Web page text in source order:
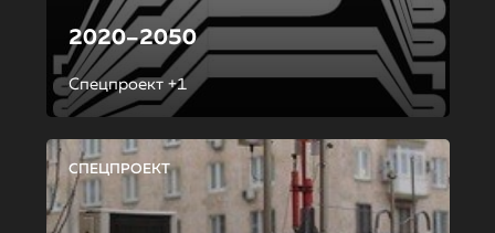
2020–2050
Спецпроект +1
СПЕЦПРОЕКТ